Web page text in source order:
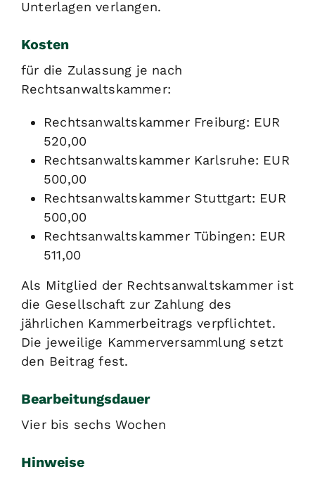
Unterlagen verlangen.
Kosten
für die Zulassung je nach
Rechtsanwaltskammer:
Rechtsanwaltskammer Freiburg: EUR
520,00
Rechtsanwaltskammer Karlsruhe: EUR
500,00
Rechtsanwaltskammer Stuttgart: EUR
500,00
Rechtsanwaltskammer Tübingen: EUR
511,00
Als Mitglied der Rechtsanwaltskammer ist
die Gesellschaft zur Zahlung des
jährlichen Kammerbeitrags verpflichtet.
Die jeweilige Kammerversammlung setzt
den Beitrag fest.
Bearbeitungsdauer
Vier bis sechs Wochen
Hinweise